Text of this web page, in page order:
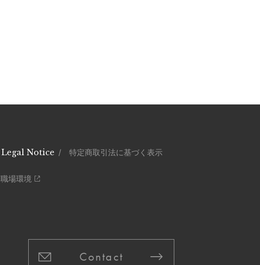
Contact
Legal Notice / 特定商取引法に基づく表示
場環境